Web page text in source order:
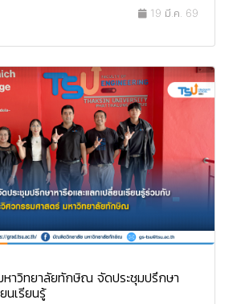
19 มี.ค. 69
าวิทยาลัยทักษิณ จัดประชุมปรึกษา
นเรียนรู้